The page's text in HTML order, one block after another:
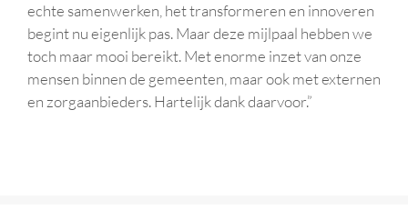
echte samenwerken, het transformeren en innoveren
begint nu eigenlijk pas. Maar deze mijlpaal hebben we
toch maar mooi bereikt. Met enorme inzet van onze
mensen binnen de gemeenten, maar ook met externen
en zorgaanbieders. Hartelijk dank daarvoor.”